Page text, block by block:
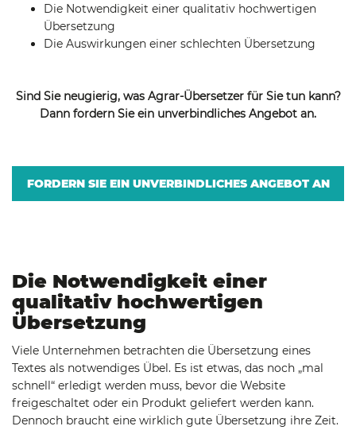
Die Notwendigkeit einer qualitativ hochwertigen
Übersetzung
Die Auswirkungen einer schlechten Übersetzung
Sind Sie neugierig, was Agrar-Übersetzer für Sie tun kann?
Dann fordern Sie ein unverbindliches Angebot an.
FORDERN SIE EIN UNVERBINDLICHES ANGEBOT AN
Die Notwendigkeit einer
qualitativ hochwertigen
Übersetzung
Viele Unternehmen betrachten die Übersetzung eines
Textes als notwendiges Übel. Es ist etwas, das noch „mal
schnell“ erledigt werden muss, bevor die Website
freigeschaltet oder ein Produkt geliefert werden kann.
Dennoch braucht eine wirklich gute Übersetzung ihre Zeit.